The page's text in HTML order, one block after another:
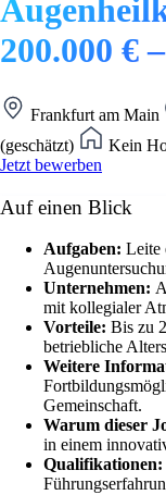
200.000 €
Frankfurt am Main
(geschätzt)
Kein
Jetzt bewerben
Auf einen Blick
Aufgaben: Leite
Unternehmen:
mit kollegialer
Vorteile: Bis zu
betriebliche
Weitere
Gemeinschaft.
Warum dieser
in einem
Qualifikationen: